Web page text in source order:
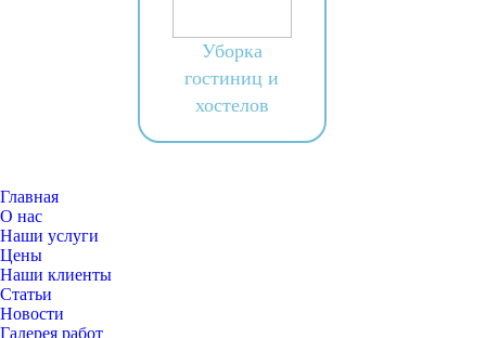
Уборка
гостиниц и
хостелов
Главная
О нас
Наши услуги
Цены
Наши клиенты
Статьи
Новости
Галерея работ